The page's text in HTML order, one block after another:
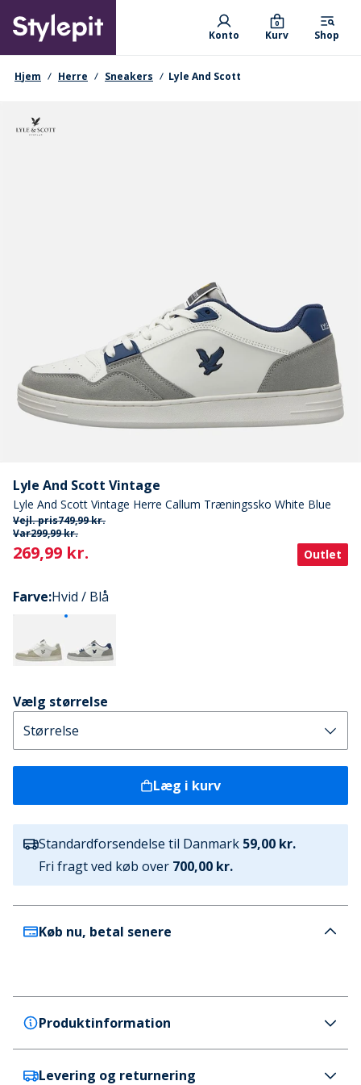
main
content
Primary departments
Konto Kurv
0
Shop
navigationssti
Hjem Herre Sneakers Lyle And Scott
Lyle And Scott Vintage
Lyle And Scott Vintage Herre Callum Træningssko White Blue
Vejl. pris749,99 kr.
Var299,99 kr.
Current
269,99 kr. Outlet
Farve:Hvid / Blå
Vælg størrelse
Læg i kurv
Standardforsendelse til Danmark 59,00 kr.
Fri fragt ved køb over 700,00 kr.
Køb nu, betal senere
Produktinformation
Lyle And Scott Vintage
Levering og returnering